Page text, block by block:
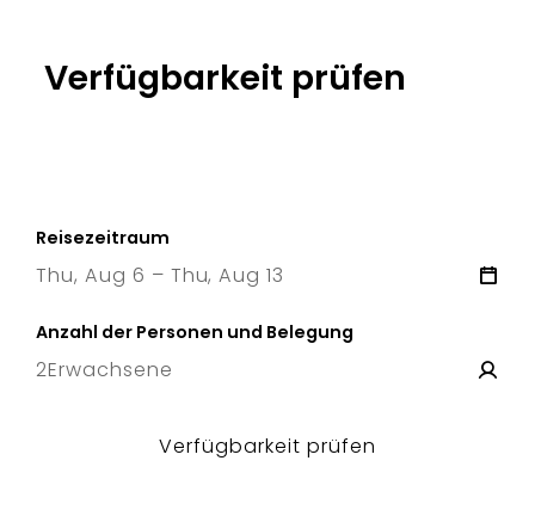
Verfügbarkeit prüfen
Reisezeitraum
Thu, Aug 6 – Thu, Aug 13
Anzahl der Personen und Belegung
2Erwachsene
Verfügbarkeit prüfen